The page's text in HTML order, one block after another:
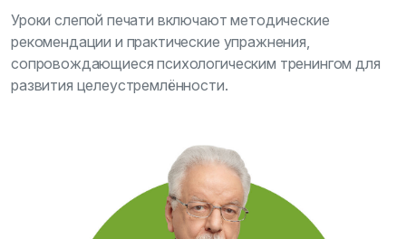
Уроки слепой печати включают методические
рекомендации и практические упражнения,
сопровождающиеся психологическим тренингом для
развития целеустремлённости.